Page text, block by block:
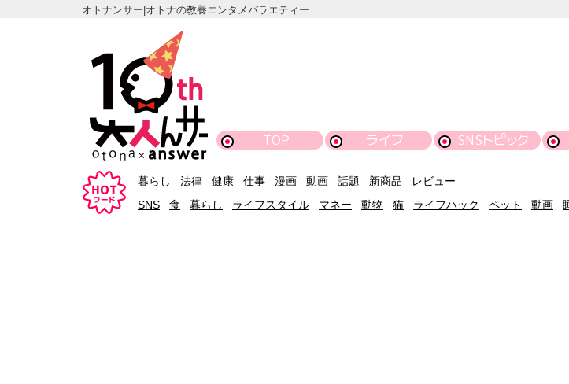
オトナンサー|オトナの教養エンタメバラエティー
TOP ライフ SNSトピック
暮らし 法律 健康 仕事 漫画 動画 話題 新商品
レビュー
SNS
食 暮らし ライフスタイル マネー 動物 猫 ライフハック ペット 動画